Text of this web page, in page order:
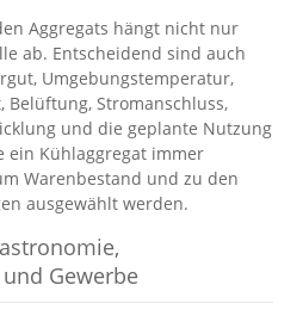
Aggregats hängt nicht nur
ab. Entscheidend sind auch
Umgebungstemperatur,
Stromanschluss,
und die geplante Nutzung
ein Kühlaggregat immer
Warenbestand und zu den
ausgewählt werden.
Gewerbe